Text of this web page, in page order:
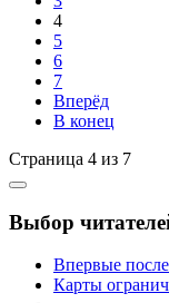
4
5
6
7
Вперёд
В конец
Страница 4 из 7
Выбор
Впервые
Карты